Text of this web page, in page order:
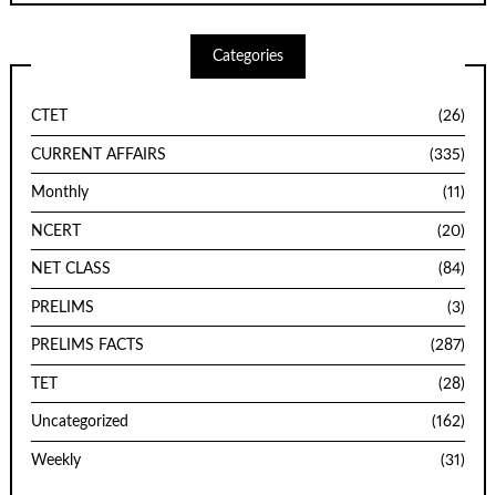
Categories
CTET (26)
CURRENT AFFAIRS (335)
Monthly (11)
NCERT (20)
NET CLASS (84)
PRELIMS (3)
PRELIMS FACTS (287)
TET (28)
Uncategorized (162)
Weekly (31)